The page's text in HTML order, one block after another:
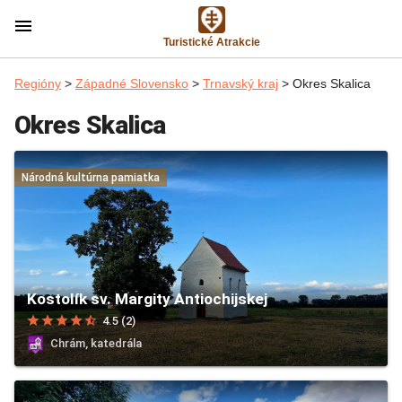
menu
Turistické Atrakcie
Regióny > Západné Slovensko > Trnavský kraj > Okres Skalica
Okres Skalica
Národná kultúrna pamiatka
Kostolík sv. Margity Antiochijskej
starstarstarstarstar_half 4.5 (2)
Chrám, katedrála